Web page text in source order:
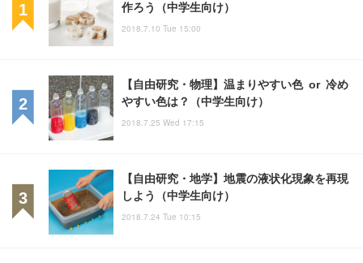
作ろう（中学生向け）
2018.7.10 Tue 15:00
【自由研究・物理】温まりやすい色 or 冷め
やすい色は？（中学生向け）
2018.7.25 Wed 17:15
【自由研究・地学】地震の液状化現象を再現
しよう（中学生向け）
2018.7.24 Tue 10:15